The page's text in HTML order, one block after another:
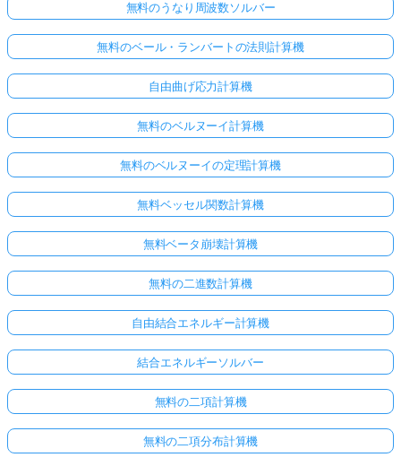
り
ま
せ
ん
初
質
を
る
無料のうなり周波数ソルバー
無料のベール・ランバートの法則計算機
自由曲げ応力計算機
無料のベルヌーイ計算機
無料のベルヌーイの定理計算機
無料ベッセル関数計算機
無料ベータ崩壊計算機
無料の二進数計算機
自由結合エネルギー計算機
結合エネルギーソルバー
無料の二項計算機
無料の二項分布計算機